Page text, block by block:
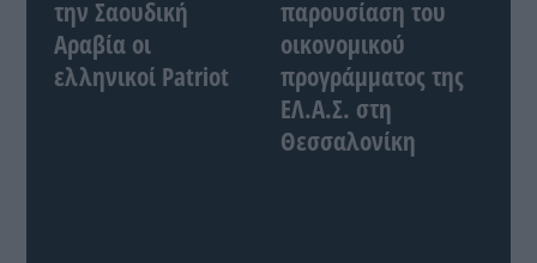
την Σαουδική
Αραβία οι
ελληνικοί Patriot
παρουσίαση του
οικονομικού
προγράμματος της
ΕΛ.Α.Σ. στη
Θεσσαλονίκη